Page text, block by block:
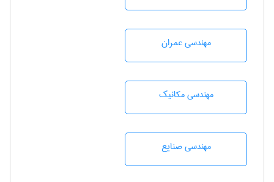
مهندسی عمران
مهندسی مکانیک
مهندسی صنايع